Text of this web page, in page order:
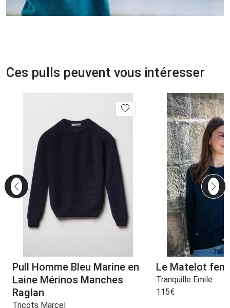
Ces pulls peuvent vous intéresser
Pull Homme Bleu Marine en
Laine Mérinos Manches
Raglan
Tricots Marcel
Le Matelot
Tranquille Emile
115€